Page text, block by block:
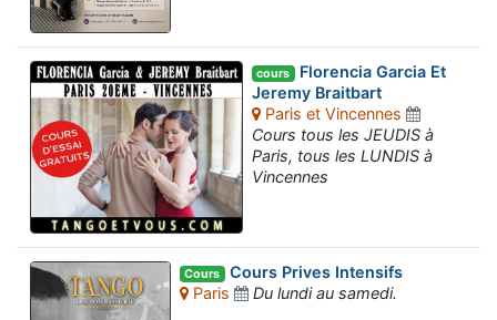
cours Florencia Garcia Et
Jeremy Braitbart
Paris et Vincennes
Cours tous les JEUDIS à
Paris, tous les LUNDIS à
Vincennes
Cours Cours Prives Intensifs
Paris
Du lundi au samedi.